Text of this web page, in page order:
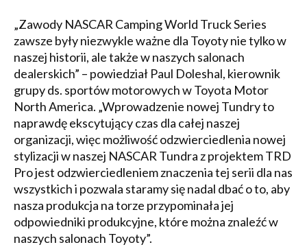
„Zawody NASCAR Camping World Truck Series
zawsze były niezwykle ważne dla Toyoty nie tylko w
naszej historii, ale także w naszych salonach
dealerskich” – powiedział Paul Doleshal, kierownik
grupy ds. sportów motorowych w Toyota Motor
North America. „Wprowadzenie nowej Tundry to
naprawdę ekscytujący czas dla całej naszej
organizacji, więc możliwość odzwierciedlenia nowej
stylizacji w naszej NASCAR Tundra z projektem TRD
Pro jest odzwierciedleniem znaczenia tej serii dla nas
wszystkich i pozwala staramy się nadal dbać o to, aby
nasza produkcja na torze przypominała jej
odpowiedniki produkcyjne, które można znaleźć w
naszych salonach Toyoty”.